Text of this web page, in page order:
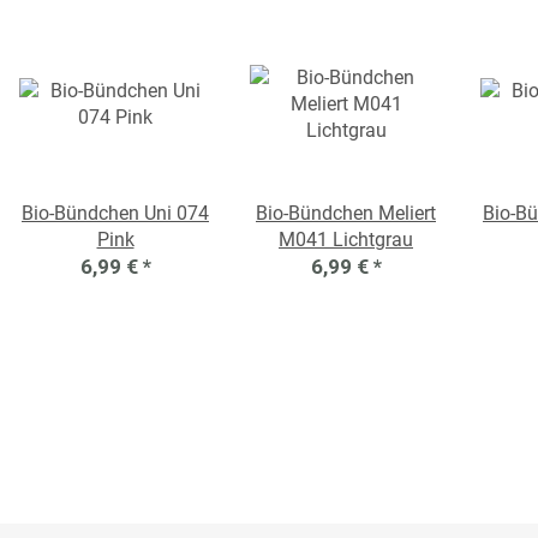
Bio-Bündchen Uni 074
Pink
6,99 € *
Bio-Bündchen Meliert
M041 Lichtgrau
6,99 € *
Bio-